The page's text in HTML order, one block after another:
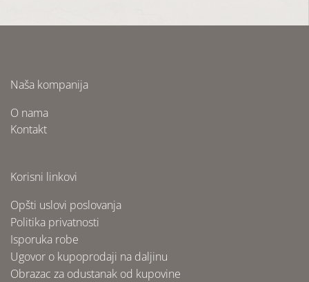
Naša kompanija
O nama
Kontakt
Korisni linkovi
Opšti uslovi poslovanja
Politika privatnosti
Isporuka robe
Ugovor o kupoprodaji na daljinu
Obrazac za odustanak od kupovine